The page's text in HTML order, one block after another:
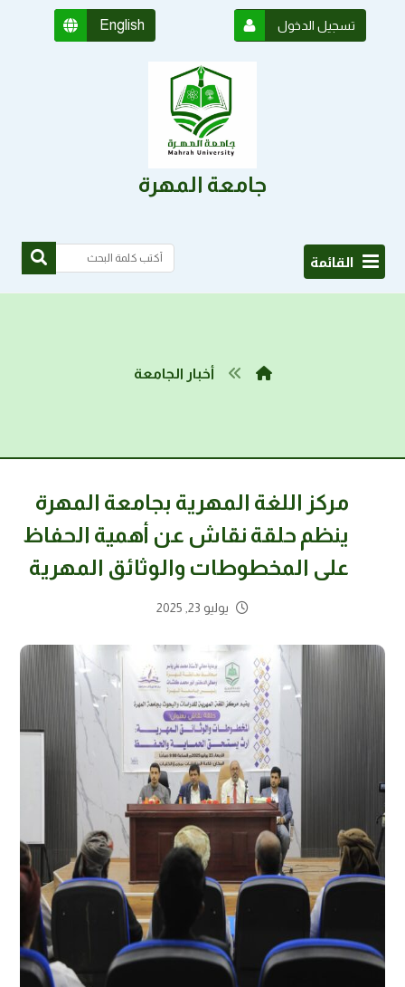
English تسجيل الدخول
جامعة المهرة
القائمة
أخبار الجامعة
مركز اللغة المهرية بجامعة المهرة
ينظم حلقة نقاش عن أهمية الحفاظ
على المخطوطات والوثائق المهرية
يوليو 23, 2025